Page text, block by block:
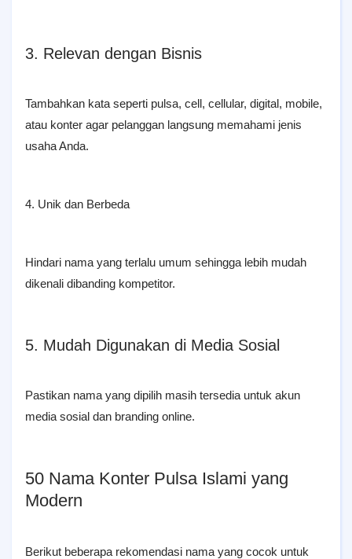
3. Relevan dengan Bisnis
Tambahkan kata seperti pulsa, cell, cellular, digital, mobile,
atau konter agar pelanggan langsung memahami jenis
usaha Anda.
4. Unik dan Berbeda
Hindari nama yang terlalu umum sehingga lebih mudah
dikenali dibanding kompetitor.
5. Mudah Digunakan di Media Sosial
Pastikan nama yang dipilih masih tersedia untuk akun
media sosial dan branding online.
50 Nama Konter Pulsa Islami yang
Modern
Berikut beberapa rekomendasi nama yang cocok untuk